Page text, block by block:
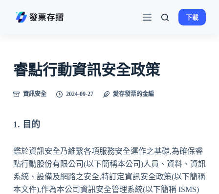
跳
容
下載
睿點行動資訊安全政策
資訊安全 2024-09-27 愛存發票的金編
1. 目的
鑑於資訊安全乃維繫各項服務安全運作之基礎,為確保睿
點行動股份有限公司(以下簡稱本公司)人員、資料、資訊
系統、設備及網路之安全,特訂定資訊安全政策(以下簡稱
本文件),作為本公司資訊安全管理系統(以下簡稱 ISMS)